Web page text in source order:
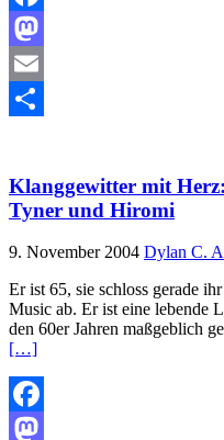
Facebook
Mastodon
Email
Klanggewitter mit
Tyner und Hiromi
9. November 2004 Dylan C.
Er ist 65, sie schloss gerade
Music ab. Er ist eine lebende
den 60er Jahren maßgeblich
[…]
Facebook